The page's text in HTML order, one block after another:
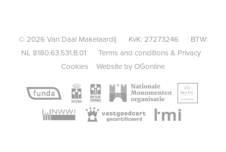
© 2026 Van Daal Makelaardij KvK: 27273246 BTW:
NL 8180.63.531.B.01 Terms and conditions & Privacy
Cookies
Website by OGonline